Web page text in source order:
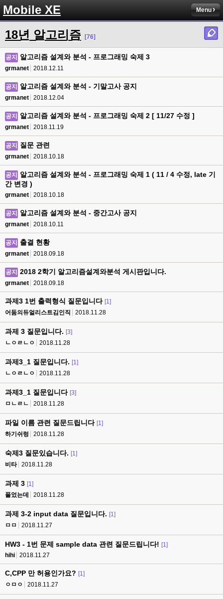
Mobile XE Menu
18년 알고리즘 [76]
공지 알고리즘 설계와 분석 - 프로그래밍 숙제 3
grmanet 2018.12.11
공지 알고리즘 설계와 분석 - 기말고사 공지
grmanet 2018.12.04
공지 알고리즘 설계와 분석 - 프로그래밍 숙제 2 [ 11/27 수정 ]
grmanet 2018.11.19
공지 질문 관련
grmanet 2018.10.18
공지
알고리즘 설계와 분석 - 프로그래밍 숙제 1 ( 11 / 4 수정, late 기
간 변경 )
grmanet 2018.10.18
공지 알고리즘 설계와 분석 - 중간고사 공지
grmanet 2018.10.11
공지 출결 현황
grmanet 2018.09.18
공지 2018 2학기 알고리즘설계와분석 게시판입니다.
grmanet 2018.09.18
과제3 1번 출력형식 질문입니다 [1]
어둠의듀얼리스트김인직
2018.11.28
과제 3 질문입니다. [3]
ㄴㅇㄹㄴㅇ
2018.11.28
과제3_1 질문입니다. [1]
ㄴㅇㄹㄴㅇ
2018.11.28
과제3_1 질문입니다 [3]
ㅁㄴㄹㄴ
2018.11.28
파일 이름 관련 질문드립니다 [1]
하기쉬렁
2018.11.28
숙제3 질문있습니다. [1]
비타
2018.11.28
과제 3 [1]
풀었는데
2018.11.28
과제 3-2 input data 질문입니다. [1]
ㅁㅁ
2018.11.27
HW3 - 1번 문제 sample data 관련 질문드립니다! [1]
hihi
2018.11.27
C,CPP 만 허용인가요? [1]
ㅇㅁㅇ
2018.11.27